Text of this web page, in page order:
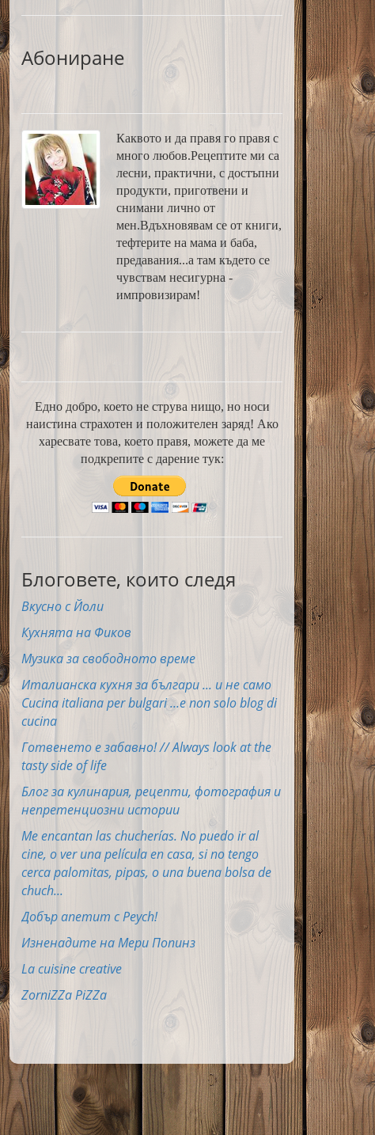
Абониране
Каквото и да правя го правя с
много любов.Рецептите ми са
лесни, практични, с достъпни
продукти, приготвени и
снимани лично от
мен.Вдъхновявам се от книги,
тефтерите на мама и баба,
предавания...а там където се
чувствам несигурна -
импровизирам!
Едно добро, което не струва нищо, но носи
наистина страхотен и положителен заряд! Ако
харесвате това, което правя, можете да ме
подкрепите с дарение тук:
Блоговете, които следя
Вкусно с Йоли
Кухнята на Фиков
Музика за свободното време
Италианска кухня за българи ... и не само
Cucina italiana per bulgari ...e non solo blog di
cucina
Готвенето е забавно! // Always look at the
tasty side of life
Блог за кулинария, рецепти, фотография и
непретенциозни истории
Me encantan las chucherías. No puedo ir al
cine, o ver una película en casa, si no tengo
cerca palomitas, pipas, o una buena bolsa de
chuch...
Добър апетит с Peych!
Изненадите на Мери Попинз
La cuisine creative
ZorniZZa PiZZa